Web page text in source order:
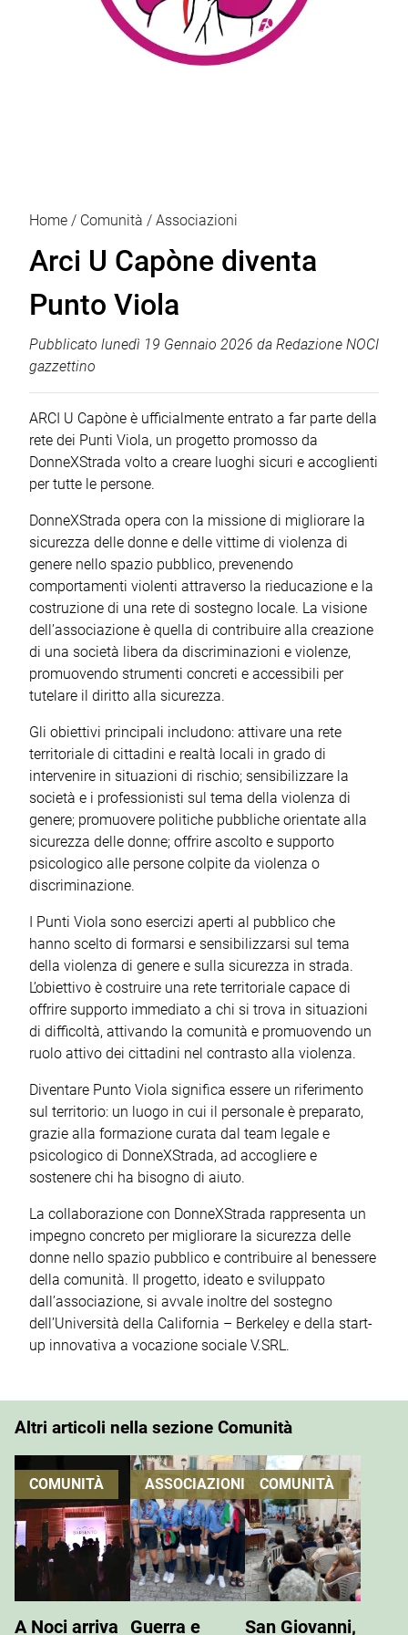
Home Comunità Associazioni
Arci U Capòne diventa
Punto Viola
Pubblicato lunedì 19 Gennaio 2026 da Redazione NOCI
gazzettino
ARCI U Capòne è ufficialmente entrato a far parte della
rete dei Punti Viola, un progetto promosso da
DonneXStrada volto a creare luoghi sicuri e accoglienti
per tutte le persone.
DonneXStrada opera con la missione di migliorare la
sicurezza delle donne e delle vittime di violenza di
genere nello spazio pubblico, prevenendo
comportamenti violenti attraverso la rieducazione e la
costruzione di una rete di sostegno locale. La visione
dell’associazione è quella di contribuire alla creazione
di una società libera da discriminazioni e violenze,
promuovendo strumenti concreti e accessibili per
tutelare il diritto alla sicurezza.
Gli obiettivi principali includono: attivare una rete
territoriale di cittadini e realtà locali in grado di
intervenire in situazioni di rischio; sensibilizzare la
società e i professionisti sul tema della violenza di
genere; promuovere politiche pubbliche orientate alla
sicurezza delle donne; offrire ascolto e supporto
psicologico alle persone colpite da violenza o
discriminazione.
I Punti Viola sono esercizi aperti al pubblico che
hanno scelto di formarsi e sensibilizzarsi sul tema
della violenza di genere e sulla sicurezza in strada.
L’obiettivo è costruire una rete territoriale capace di
offrire supporto immediato a chi si trova in situazioni
di difficoltà, attivando la comunità e promuovendo un
ruolo attivo dei cittadini nel contrasto alla violenza.
Diventare Punto Viola significa essere un riferimento
sul territorio: un luogo in cui il personale è preparato,
grazie alla formazione curata dal team legale e
psicologico di DonneXStrada, ad accogliere e
sostenere chi ha bisogno di aiuto.
La collaborazione con DonneXStrada rappresenta un
impegno concreto per migliorare la sicurezza delle
donne nello spazio pubblico e contribuire al benessere
della comunità. Il progetto, ideato e sviluppato
dall’associazione, si avvale inoltre del sostegno
dell’Università della California – Berkeley e della start-
up innovativa a vocazione sociale V.SRL.
Altri articoli nella sezione Comunità
COMUNITÀ
A Noci arriva
ASSOCIAZIONI
Guerra e
COMUNITÀ
San Giovanni,